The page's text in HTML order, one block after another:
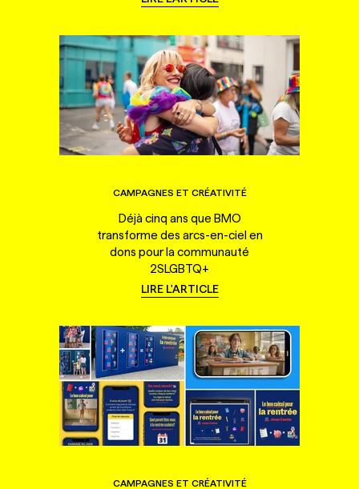
CAMPAGNES ET CRÉATIVITÉ
Déjà cinq ans que BMO
transforme des arcs-en-ciel en
dons pour la communauté
2SLGBTQ+
LIRE L'ARTICLE
CAMPAGNES ET CRÉATIVITÉ